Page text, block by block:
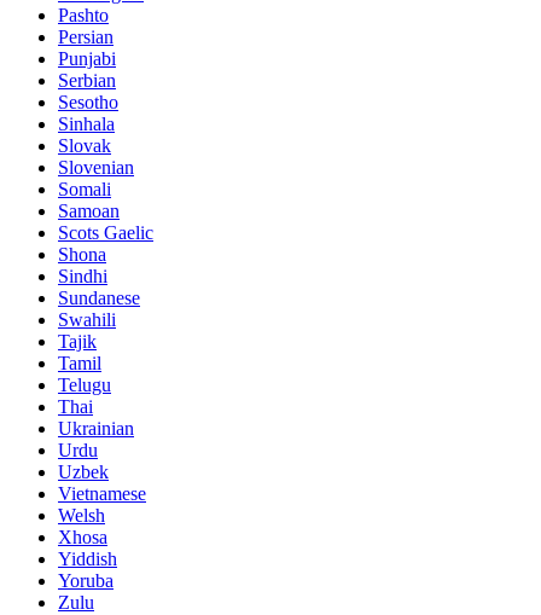
Pashto
Persian
Punjabi
Serbian
Sesotho
Sinhala
Slovak
Slovenian
Somali
Samoan
Scots Gaelic
Shona
Sindhi
Sundanese
Swahili
Tajik
Tamil
Telugu
Thai
Ukrainian
Urdu
Uzbek
Vietnamese
Welsh
Xhosa
Yiddish
Yoruba
Zulu